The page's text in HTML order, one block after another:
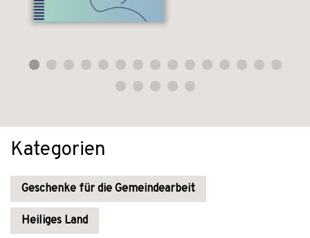
Kategorien
Geschenke für die Gemeindearbeit
Heiliges Land